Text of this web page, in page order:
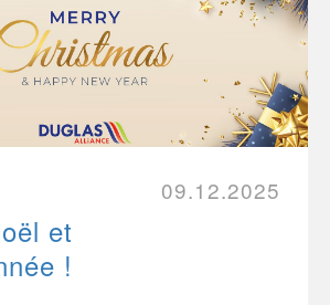
09.12.2025
et
!